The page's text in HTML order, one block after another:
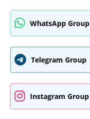
WhatsApp Group
Telegram Group
Instagram Group